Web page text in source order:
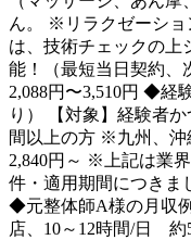
ん。 ※リラクゼーショ
は、技術チェックの上
能！（最短当日契約、
2,088円〜3,510円 ◆経
り） 【対象】経験者
間以上の方 ※九州、沖
2,840円～ ※上記は業
件・適用期間につきま
◆元整体師A様の月収
店、10～12時間/日 約